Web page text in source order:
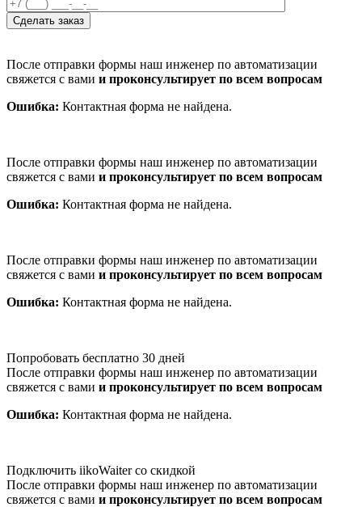
После отправки формы наш инженер по автоматизации
свяжется с вами и проконсультирует по всем вопросам
Ошибка: Контактная форма не найдена.
После отправки формы наш инженер по автоматизации
свяжется с вами и проконсультирует по всем вопросам
Ошибка: Контактная форма не найдена.
После отправки формы наш инженер по автоматизации
свяжется с вами и проконсультирует по всем вопросам
Ошибка: Контактная форма не найдена.
Попробовать бесплатно 30 дней
После отправки формы наш инженер по автоматизации
свяжется с вами и проконсультирует по всем вопросам
Ошибка: Контактная форма не найдена.
Подключить iikoWaiter со скидкой
После отправки формы наш инженер по автоматизации
свяжется с вами и проконсультирует по всем вопросам